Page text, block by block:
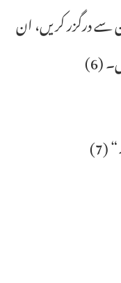
درگزر کریں، ان
(6)